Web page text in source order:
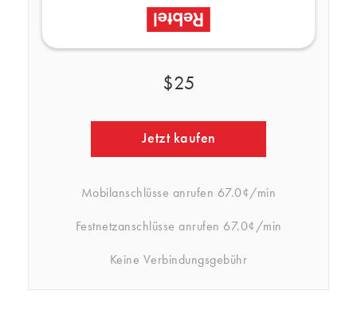
$25
Jetzt kaufen
Mobilanschlüsse anrufen 67.0¢/min
Festnetzanschlüsse anrufen 67.0¢/min
Keine Verbindungsgebühr